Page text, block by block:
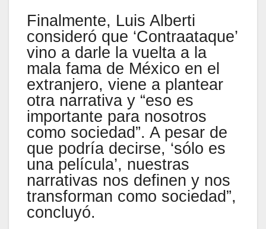
Finalmente, Luis Alberti
consideró que ‘Contraataque’
vino a darle la vuelta a la
mala fama de México en el
extranjero, viene a plantear
otra narrativa y “eso es
importante para nosotros
como sociedad”. A pesar de
que podría decirse, ‘sólo es
una película’, nuestras
narrativas nos definen y nos
transforman como sociedad”,
concluyó.